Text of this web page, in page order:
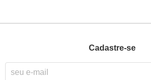
Cadastre-se